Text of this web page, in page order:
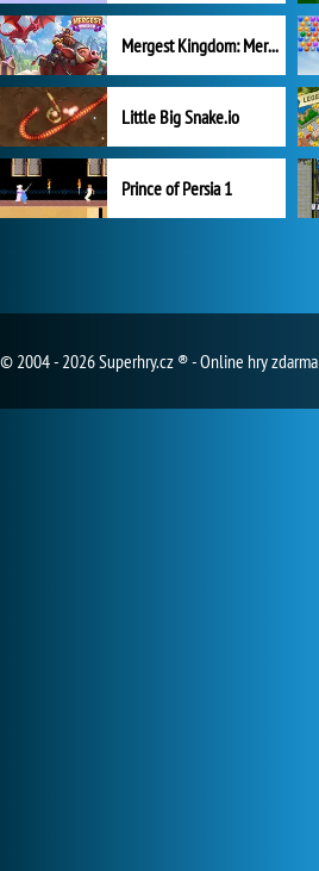
Mergest Kingdom: Merge Puzzle
Little Big Snake.io
Prince of Persia 1
© 2004 - 2026 Superhry.cz ® - Online hry zdarma